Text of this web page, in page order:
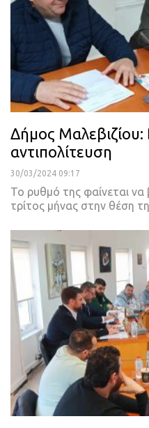
Δήμος
αντιπολίτευση
30/03/2024 09:17
Το ρυθμό της φαίνεται να
τρίτος μήνας στην θέση